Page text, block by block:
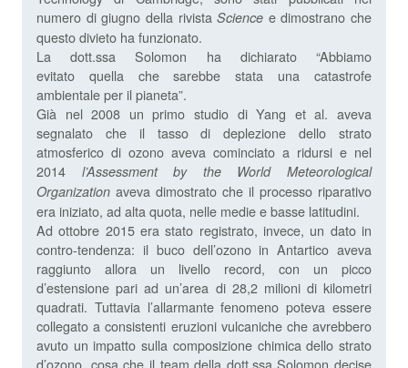
numero di giugno della rivistaScience e dimostrano che
questo divieto ha funzionato.
La dott.ssa Solomon ha dichiarato “Abbiamo
evitato quella che sarebbe stata una catastrofe
ambientale per il pianeta”.
Già nel 2008 un primo studio di Yang et al. aveva
segnalato che il tasso di deplezione dello strato
atmosferico di ozono aveva cominciato a ridursi e nel
2014 l’Assessment by the World Meteorological
Organization aveva dimostrato che il processo riparativo
era iniziato, ad alta quota, nelle medie e basse latitudini.
Ad ottobre 2015 era stato registrato, invece, un dato in
contro-tendenza: il buco dell’ozono in Antartico aveva
raggiunto allora un livello record, con un picco
d’estensione pari ad un’area di 28,2 milioni di kilometri
quadrati. Tuttavia l’allarmante fenomeno poteva essere
collegato a consistenti eruzioni vulcaniche che avrebbero
avuto un impatto sulla composizione chimica dello strato